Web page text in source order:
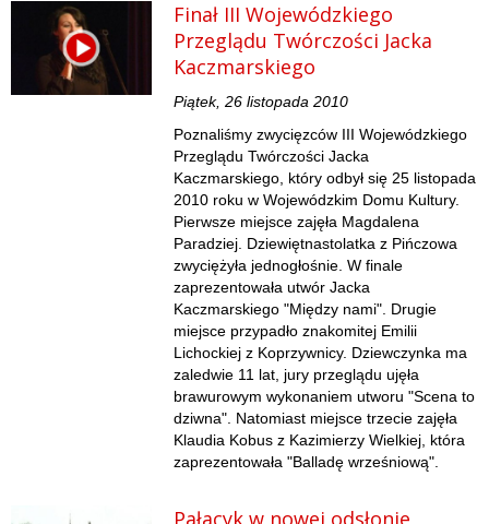
Finał III Wojewódzkiego
Przeglądu Twórczości Jacka
Kaczmarskiego
Piątek, 26 listopada 2010
Poznaliśmy zwycięzców III Wojewódzkiego
Przeglądu Twórczości Jacka
Kaczmarskiego, który odbył się 25 listopada
2010 roku w Wojewódzkim Domu Kultury.
Pierwsze miejsce zajęła Magdalena
Paradziej. Dziewiętnastolatka z Pińczowa
zwyciężyła jednogłośnie. W finale
zaprezentowała utwór Jacka
Kaczmarskiego "Między nami". Drugie
miejsce przypadło znakomitej Emilii
Lichockiej z Koprzywnicy. Dziewczynka ma
zaledwie 11 lat, jury przeglądu ujęła
brawurowym wykonaniem utworu "Scena to
dziwna". Natomiast miejsce trzecie zajęła
Klaudia Kobus z Kazimierzy Wielkiej, która
zaprezentowała "Balladę wrześniową".
Pałacyk w nowej odsłonie